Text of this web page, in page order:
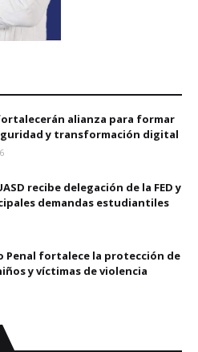
fortalecerán alianza para formar
y transformación digital
recibe delegación de la FED y
demandas estudiantiles
Penal fortalece la protección de
y víctimas de violencia